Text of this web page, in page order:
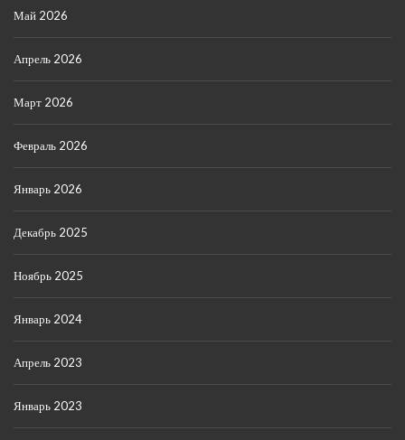
Май 2026
Апрель 2026
Март 2026
Февраль 2026
Январь 2026
Декабрь 2025
Ноябрь 2025
Январь 2024
Апрель 2023
Январь 2023